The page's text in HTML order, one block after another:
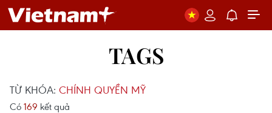
TAGS
TỪ KHÓA: CHÍNH QUYỀN MỸ
Có 169 kết quả